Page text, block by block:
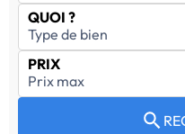
QUOI ?
PRIX